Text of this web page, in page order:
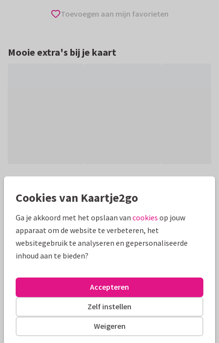
Toevoegen aan mijn favorieten
Mooie extra's bij je kaart
Een stijlvolle kaart voor een 60 jarig huwelijk met blauwe
ruimte voor foto's.
Alle kaarten zijn helemaal naar wens aan te passen
Formaten en tarieven
15 x 21 cm
Cookies van Kaartje2go
Ga je akkoord met het opslaan van cookies op jouw
apparaat om de website te verbeteren, het
websitegebruik te analyseren en gepersonaliseerde
inhoud aan te bieden?
Weigeren
Zelf instellen
Accepteren